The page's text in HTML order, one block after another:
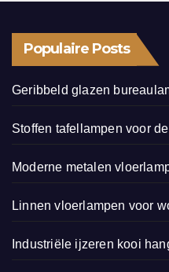
Populaire Posts
Geribbeld glazen
Stoffen tafellampen voor
Moderne metalen
Linnen vloerlampen voor
Industriële ijzeren kooi